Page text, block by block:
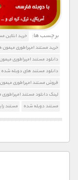
برچسب ها: خرید انلاین
خرید مستند امپراطوری میمون
دانلود مستند امپراطوری
دانلود مستند های دوبله شده
فروش مستند امپراطوری
لینک دانلود مستند امپراطوری
مستند دوبله شده
مستند